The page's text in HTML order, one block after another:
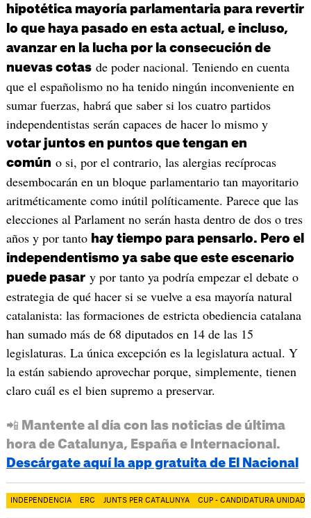
hipotética mayoría parlamentaria para revertir
lo que haya pasado en esta actual, e incluso,
avanzar en la lucha por la consecución de
nuevas cotasde poder nacional. Teniendo en cuenta
que el españolismo no ha tenido ningún inconveniente en
sumar fuerzas, habrá que saber si los cuatro partidos
independentistas serán capaces de hacer lo mismo y
votar juntos en puntos que tengan en
común o si, por el contrario, las alergias recíprocas
desembocarán en un bloque parlamentario tan mayoritario
aritméticamente como inútil políticamente. Parece que las
elecciones al Parlament no serán hasta dentro de dos o tres
años y por tanto hay tiempo para pensarlo. Pero el
independentismo ya sabe que este escenario
puede pasary por tanto ya podría empezar el debate o
estrategia de qué hacer si se vuelve a esa mayoría natural
catalanista: las formaciones de estricta obediencia catalana
han sumado más de 68 diputados en 14 de las 15
legislaturas. La única excepción es la legislatura actual. Y
la están sabiendo aprovechar porque, simplemente, tienen
claro cuál es el bien supremo a preservar.
📲 Mantente al día con las noticias de última
hora de Catalunya, España e Internacional.
Descárgate aquí la app gratuita de El Nacional
INDEPENDENCIA ERC JUNTS PER CATALUNYA CUP - CANDIDATURA UNIDAD